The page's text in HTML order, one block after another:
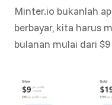
Minter.io bukanlah
berbayar, kita harus
bulanan mulai dari